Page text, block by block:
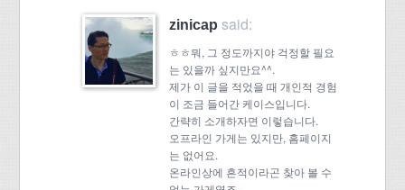
zinicap said:
ㅎㅎ뭐, 그 정도까지야 걱정할 필요
는 있을까 싶지만요^^.
제가 이 글을 적었을 때 개인적 경험
이 조금 들어간 케이스입니다.
간략히 소개하자면 이렇습니다.
오프라인 가게는 있지만, 홈페이지
는 없어요.
온라인상에 흔적이라곤 찾아 볼 수